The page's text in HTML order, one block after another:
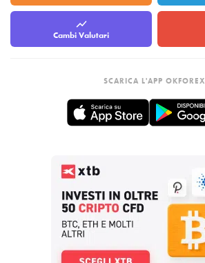
Cambi Valutari
SCARICA L'APP OKFOREX